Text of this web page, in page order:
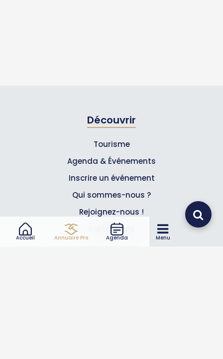
Accueil Annuaire Pro Agenda Menu
Découvrir
Tourisme
Agenda & Événements
Inscrire un événement
Qui sommes-nous ?
Rejoignez-nous !
Partenaires